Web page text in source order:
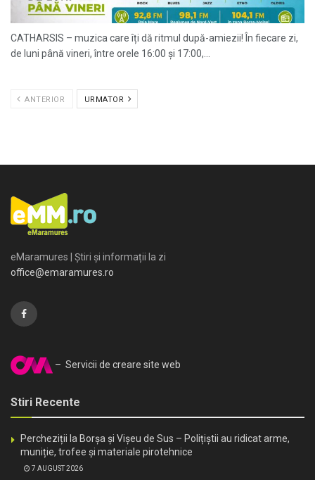
CATHARSIS – muzica care îți dă ritmul după-amiezii! În fiecare zi,
de luni până vineri, între orele 16:00 și 17:00,...
ANTERIOR URMATOR
eMaramures | Știri și informații la zi
office@emaramures.ro
– Servicii de creare site web
Stiri Recente
Percheziții la Borșa și Vișeu de Sus – Polițiștii au ridicat arme,
muniție, trofee și materiale pirotehnice
7 AUGUST 2026